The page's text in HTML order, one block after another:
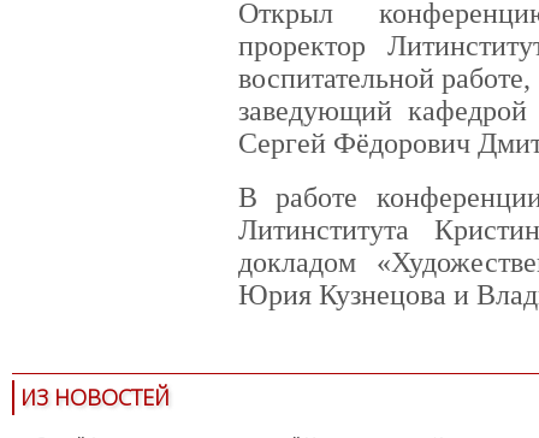
Открыл
проректор
воспитательной
заведующий кафедрой
Сергей Фёдорович
В работе
Литинститута
докладом
Юрия Кузнецова и
ИЗ НОВОСТЕЙ